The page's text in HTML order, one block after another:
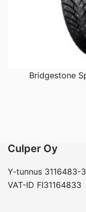
Bridgestone
Culper Oy
Y-tunnus 3116483-3
VAT-ID FI31164833